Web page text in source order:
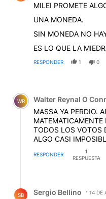
MILEI PROMETE
UNA MONEDA.
SIN MONEDA NO
ES LO QUE LA
RESPONDER 1 0
Comentario de Walter
WR Walter Reynal O
MASSA YA PERDIO.
TODOS LOS VOTOS
ALGO CASI
RESPONDER
1
RESPUESTA
SB Sergio Bellino
14 DE